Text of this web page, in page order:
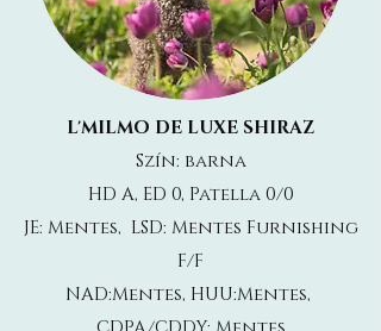
L'MILMO DE LUXE SHIRAZ
Szín: barna
HD A, ED 0, Patella 0/0
JE: Mentes, LSD: Mentes Furnishing
F/F
NAD:Mentes, HUU:Mentes,